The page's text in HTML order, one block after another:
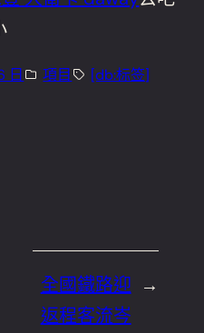
日 項目 [db:标签]
→
全國鐵路迎
返程客流岑